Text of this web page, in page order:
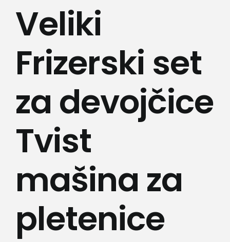
Veliki
Frizerski set
za devojčice
Tvist
mašina za
pletenice